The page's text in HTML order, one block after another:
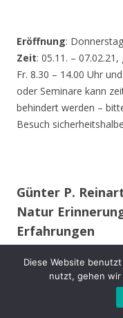
Eröffnung:
Zeit: 05.11. –
Fr. 8.30 – 14.00 Uhr
oder Seminare kann
behindert werden –
Besuch
Günter P.
Natur
Erfahrungen
Im 15. Lebensjahr
Kamera. Auch
Berufsleben begleitete
Diese Website
nutzt, gehen wir